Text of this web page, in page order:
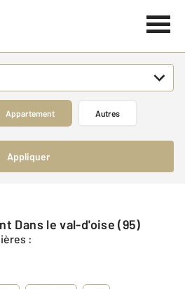
Appartement Autres
Appliquer
Dans le val-d'oise (95)
: